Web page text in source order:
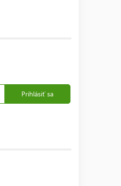
Prihlásiť sa